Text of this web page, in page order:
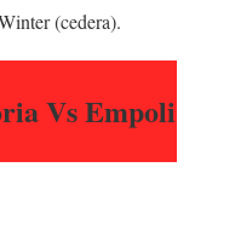
(cedera).
Vs Empoli